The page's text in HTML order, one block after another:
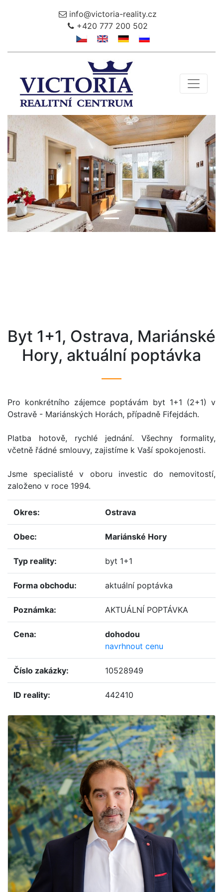
info@victoria-reality.cz
+420 777 200 502
Toggle
Předchozí Další
byt 1+1, Ostrava, Mariánské
Hory, aktuální poptávka
Pro konkrétního zájemce poptávám byt 1+1 (2+1) v
Ostravě - Mariánských Horách, případně Fifejdách.
Platba hotově, rychlé jednání. Všechny formality,
včetně řádné smlouvy, zajistíme k Vaší spokojenosti.
Jsme specialisté v oboru investic do nemovitostí,
založeno v roce 1994.
okres: Ostrava
obec: Mariánské Hory
typ reality: byt 1+1
forma obchodu: aktuální poptávka
poznámka: AKTUÁLNÍ POPTÁVKA
cena:
dohodou
navrhnout cenu
číslo zakázky: 10528949
ID reality: 442410